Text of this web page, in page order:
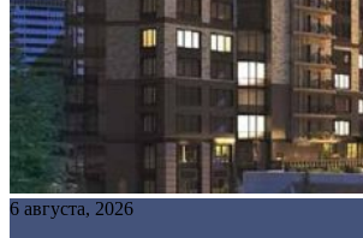
6 августа, 2026